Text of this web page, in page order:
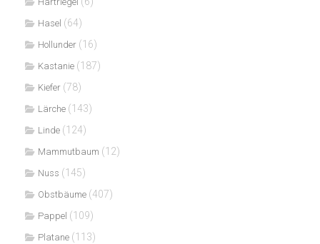
Hasel (64)
Hollunder (16)
Kastanie (187)
Kiefer (78)
Lärche (143)
Linde (124)
Mammutbaum (12)
Nuss (145)
Obstbäume (407)
Pappel (109)
Platane (113)